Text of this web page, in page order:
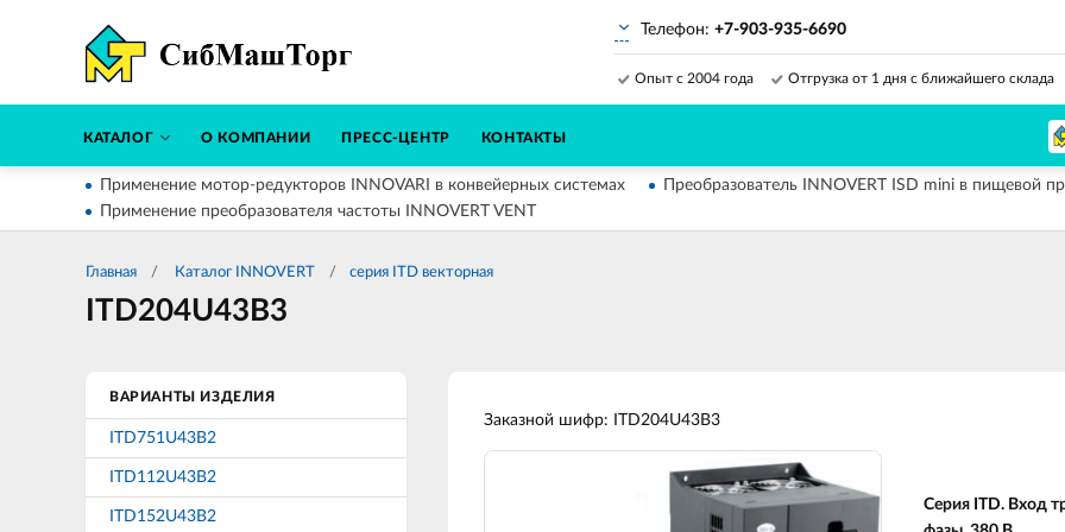
Телефон: +7-903-935-6690
Опыт с 2004 года Отгрузка от 1 дня с ближайшего склада
КАТАЛОГ О КОМПАНИИ ПРЕСС-ЦЕНТР КОНТАКТЫ
Применение мотор-редукторов INNOVARI в конвейерных системах
Преобразователь INNOVERT ISD mini в пищевой
Применение преобразователя частоты INNOVERT VENT
Главная Каталог INNOVERT серия ITD векторная
ITD204U43B3
ВАРИАНТЫ ИЗДЕЛИЯ
ITD751U43B2
ITD112U43B2
ITD152U43B2
Заказной шифр: ITD204U43B3
Серия ITD. Вход